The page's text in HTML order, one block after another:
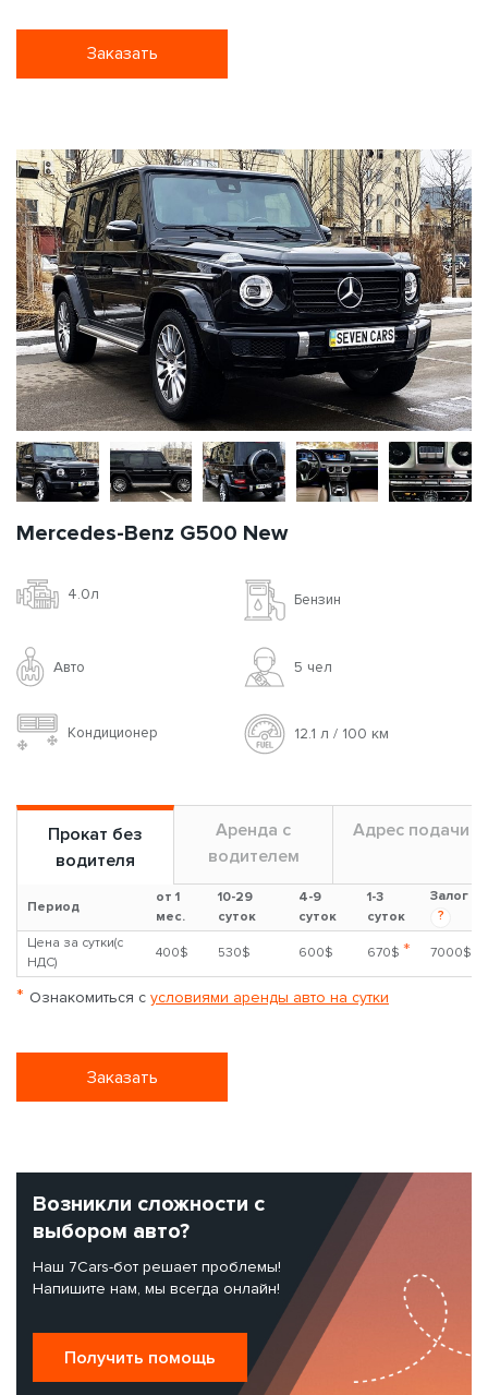
Заказать
Mercedes-Benz G500 New
4.0л Бензин
Авто 5 чел
Кондиционер 12.1 л / 100 км
Прокат без
водителя
Аренда с
водителем
Адрес подачи
Период
от 1
мес.
10-29
суток
4-9
суток
1-3
суток
Залог
?
Цена за сутки(с
НДС)
400$ 530$ 600$ 670$ * 7000$
* Ознакомиться с условиями аренды авто на сутки
Заказать
Возникли сложности с
выбором авто?
Наш 7Cars-бот решает проблемы!
Напишите нам, мы всегда онлайн!
Получить помощь